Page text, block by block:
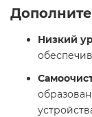
Низкий